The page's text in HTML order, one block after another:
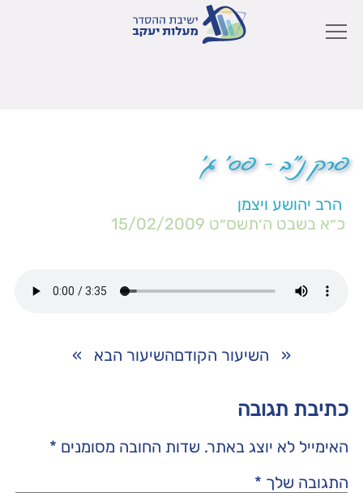
פרק נ"ב – פס' ג'
הרב יהושע ויצמן
כ״א בשבט ה׳תשס״ט 15/02/2009
« השיעור הקודםהשיעור הבא »
כתיבת תגובה
האימייל לא יוצג באתר. שדות החובה מסומנים *
התגובה שלך *